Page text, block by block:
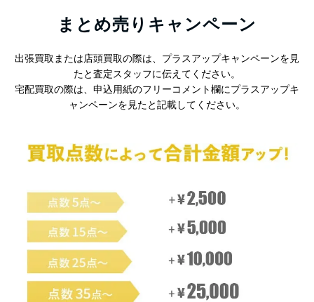
まとめ売りキャンペーン
出張買取または店頭買取の際は、プラスアップキャンペーンを見
たと査定スタッフに伝えてください。
宅配買取の際は、申込用紙のフリーコメント欄にプラスアップキ
ャンペーンを見たと記載してください。